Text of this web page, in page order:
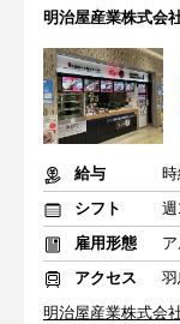
明治屋産業株式会
給与
シフト
雇用形態
アクセス
明治屋産業株式会